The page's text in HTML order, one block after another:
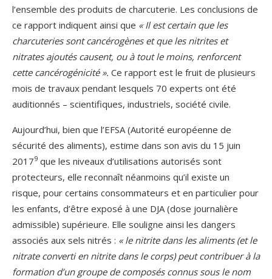
l’ensemble des produits de charcuterie. Les conclusions de
ce rapport indiquent ainsi que « Il est certain que les
charcuteries sont cancérogènes et que les nitrites et
nitrates ajoutés causent, ou à tout le moins, renforcent
cette cancérogénicité ». Ce rapport est le fruit de plusieurs
mois de travaux pendant lesquels 70 experts ont été
auditionnés – scientifiques, industriels, société civile.
Aujourd’hui, bien que l’EFSA (Autorité européenne de
sécurité des aliments), estime dans son avis du 15 juin
20179 que les niveaux d’utilisations autorisés sont
protecteurs, elle reconnaît néanmoins qu’il existe un
risque, pour certains consommateurs et en particulier pour
les enfants, d’être exposé à une DJA (dose journalière
admissible) supérieure. Elle souligne ainsi les dangers
associés aux sels nitrés : « le nitrite dans les aliments (et le
nitrate converti en nitrite dans le corps) peut contribuer à la
formation d’un groupe de composés connus sous le nom